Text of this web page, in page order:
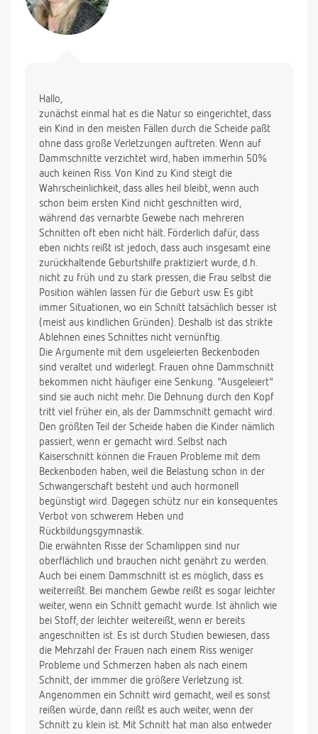
Hallo,
zunächst einmal hat es die Natur so eingerichtet, dass
ein Kind in den meisten Fällen durch die Scheide paßt
ohne dass große Verletzungen auftreten. Wenn auf
Dammschnitte verzichtet wird, haben immerhin 50%
auch keinen Riss. Von Kind zu Kind steigt die
Wahrscheinlichkeit, dass alles heil bleibt, wenn auch
schon beim ersten Kind nicht geschnitten wird,
während das vernarbte Gewebe nach mehreren
Schnitten oft eben nicht hält. Förderlich dafür, dass
eben nichts reißt ist jedoch, dass auch insgesamt eine
zurückhaltende Geburtshilfe praktiziert wurde, d.h.
nicht zu früh und zu stark pressen, die Frau selbst die
Position wählen lassen für die Geburt usw. Es gibt
immer Situationen, wo ein Schnitt tatsächlich besser ist
(meist aus kindlichen Gründen). Deshalb ist das strikte
Ablehnen eines Schnittes nicht vernünftig.
Die Argumente mit dem usgeleierten Beckenboden
sind veraltet und widerlegt. Frauen ohne Dammschnitt
bekommen nicht häufiger eine Senkung. "Ausgeleiert"
sind sie auch nicht mehr. Die Dehnung durch den Kopf
tritt viel früher ein, als der Dammschnitt gemacht wird.
Den größten Teil der Scheide haben die Kinder nämlich
passiert, wenn er gemacht wird. Selbst nach
Kaiserschnitt können die Frauen Probleme mit dem
Beckenboden haben, weil die Belastung schon in der
Schwangerschaft besteht und auch hormonell
begünstigt wird. Dagegen schütz nur ein konsequentes
Verbot von schwerem Heben und
Rückbildungsgymnastik.
Die erwähnten Risse der Schamlippen sind nur
oberflächlich und brauchen nicht genährt zu werden.
Auch bei einem Dammschnitt ist es möglich, dass es
weiterreißt. Bei manchem Gewbe reißt es sogar leichter
weiter, wenn ein Schnitt gemacht wurde. Ist ähnlich wie
bei Stoff, der leichter weitereißt, wenn er bereits
angeschnitten ist. Es ist durch Studien bewiesen, dass
die Mehrzahl der Frauen nach einem Riss weniger
Probleme und Schmerzen haben als nach einem
Schnitt, der immmer die größere Verletzung ist.
Angenommen ein Schnitt wird gemacht, weil es sonst
reißen würde, dann reißt es auch weiter, wenn der
Schnitt zu klein ist. Mit Schnitt hat man also entweder